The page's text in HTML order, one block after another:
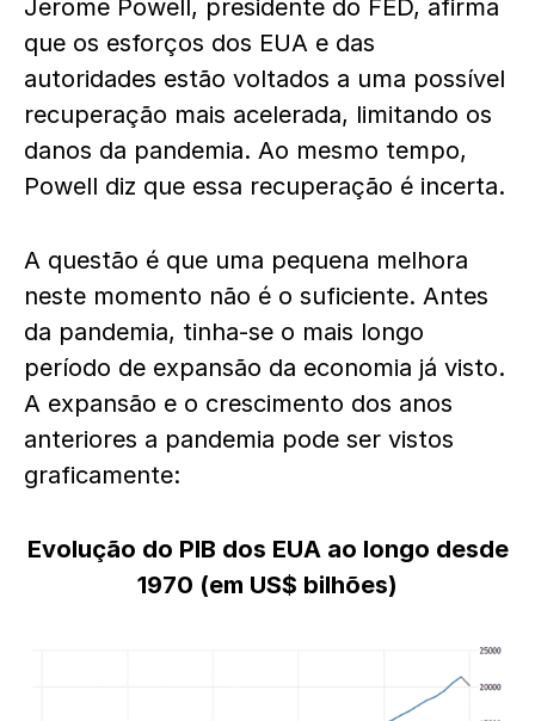
Jerome Powell, presidente do FED, afirma
que os esforços dos EUA e das
autoridades estão voltados a uma possível
recuperação mais acelerada, limitando os
danos da pandemia. Ao mesmo tempo,
Powell diz que essa recuperação é incerta.
A questão é que uma pequena melhora
neste momento não é o suficiente. Antes
da pandemia, tinha-se o mais longo
período de expansão da economia já visto.
A expansão e o crescimento dos anos
anteriores a pandemia pode ser vistos
graficamente:
Evolução do PIB dos EUA ao longo desde
1970 (em US$ bilhões)